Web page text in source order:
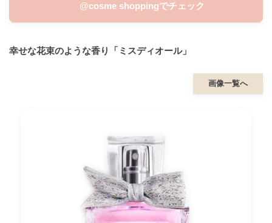
@cosme shoppingでチェック
幸せな花束のような香り「ミスディオール」
画像一覧へ